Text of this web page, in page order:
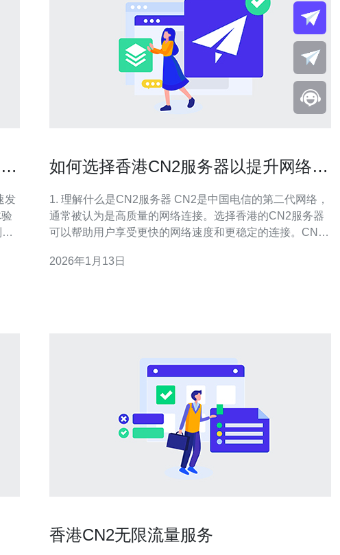
如何选择香港CN2服务器以提升网络速
1. 理解什么是CN2服务器 CN2是中国电信的第二代网络，
通常被认为是高质量的网络连接。选择香港的CN2服务器
可以帮助用户享受更快的网络速度和更稳定的连接。CN2
数据传输的用户尤为重要。 2. 确定需求 在选择香港CN2服
2026年1月13日
香港CN2无限流量服务